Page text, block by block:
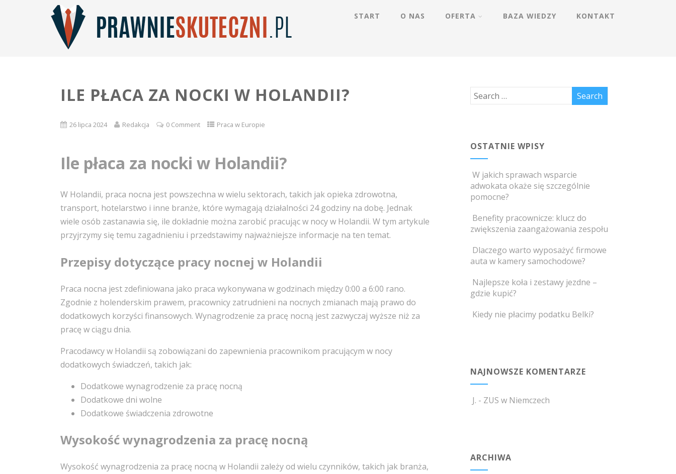
START O NAS OFERTA BAZA WIEDZY KONTAKT
ILE PŁACA ZA NOCKI W HOLANDII?
26 lipca 2024 Redakcja 0 Comment Praca w Europie
Ile płaca za nocki w Holandii?
W Holandii, praca nocna jest powszechna w wielu sektorach, takich jak opieka zdrowotna,
transport, hotelarstwo i inne branże, które wymagają działalności 24 godziny na dobę. Jednak
wiele osób zastanawia się, ile dokładnie można zarobić pracując w nocy w Holandii. W tym artykule
przyjrzymy się temu zagadnieniu i przedstawimy najważniejsze informacje na ten temat.
Przepisy dotyczące pracy nocnej w Holandii
Praca nocna jest zdefiniowana jako praca wykonywana w godzinach między 0:00 a 6:00 rano.
Zgodnie z holenderskim prawem, pracownicy zatrudnieni na nocnych zmianach mają prawo do
dodatkowych korzyści finansowych. Wynagrodzenie za pracę nocną jest zazwyczaj wyższe niż za
pracę w ciągu dnia.
Pracodawcy w Holandii są zobowiązani do zapewnienia pracownikom pracującym w nocy
dodatkowych świadczeń, takich jak:
Dodatkowe wynagrodzenie za pracę nocną
Dodatkowe dni wolne
Dodatkowe świadczenia zdrowotne
Wysokość wynagrodzenia za pracę nocną
Wysokość wynagrodzenia za pracę nocną w Holandii zależy od wielu czynników, takich jak branża,
OSTATNIE WPISY
W jakich sprawach wsparcie
adwokata okaże się szczególnie
pomocne?
Benefity pracownicze: klucz do
zwiększenia zaangażowania zespołu
Dlaczego warto wyposażyć firmowe
auta w kamery samochodowe?
Najlepsze koła i zestawy jezdne –
gdzie kupić?
Kiedy nie płacimy podatku Belki?
NAJNOWSZE KOMENTARZE
J. - ZUS w Niemczech
ARCHIWA